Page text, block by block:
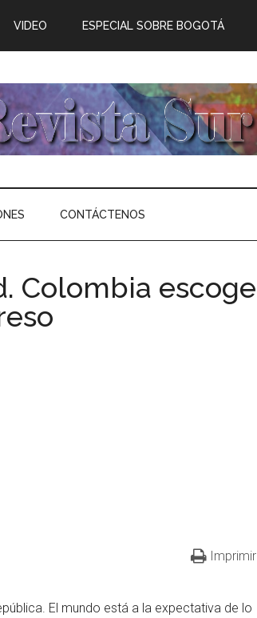
VIDEO ESPECIAL SOBRE BOGOTÁ
CONTÁCTENOS
Colombia escoge
Imprimir
El mundo está a la expectativa de lo